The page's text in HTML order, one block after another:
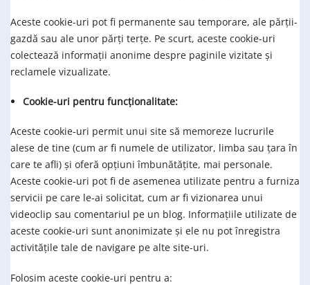
Aceste cookie-uri pot fi permanente sau temporare, ale părţii-
gazdă sau ale unor părţi terţe. Pe scurt, aceste cookie-uri
colectează informaţii anonime despre paginile vizitate şi
reclamele vizualizate.
Cookie-uri pentru funcţionalitate:
Aceste cookie-uri permit unui site să memoreze lucrurile
alese de tine (cum ar fi numele de utilizator, limba sau ţara în
care te afli) şi oferă opţiuni îmbunătăţite, mai personale.
Aceste cookie-uri pot fi de asemenea utilizate pentru a furniza
servicii pe care le-ai solicitat, cum ar fi vizionarea unui
videoclip sau comentariul pe un blog. Informaţiile utilizate de
aceste cookie-uri sunt anonimizate şi ele nu pot înregistra
activităţile tale de navigare pe alte site-uri.
Folosim aceste cookie-uri pentru a: